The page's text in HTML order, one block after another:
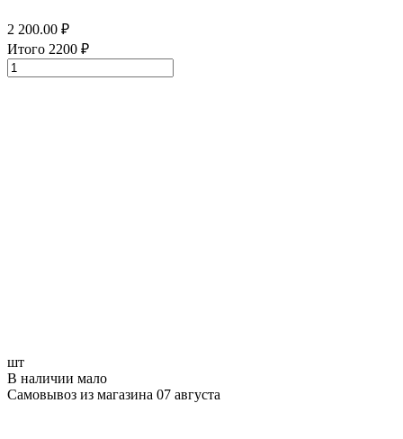
2 200.00 ₽
Итого 2200 ₽
шт
В наличии мало
Самовывоз из магазина 07 августа